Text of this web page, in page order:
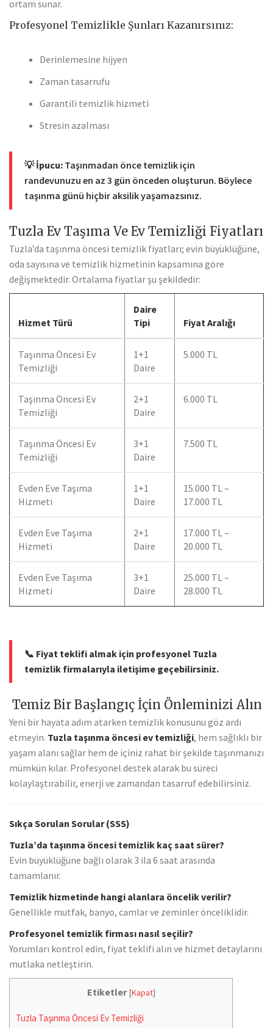
ortam sunar.
Profesyonel Temizlikle Şunları Kazanırsınız:
Derinlemesine hijyen
Zaman tasarrufu
Garantili temizlik hizmeti
Stresin azalması
💡İpucu: Taşınmadan önce temizlik için
randevunuzu en az 3 gün önceden oluşturun. Böylece
taşınma günü hiçbir aksilik yaşamazsınız.
Tuzla Ev Taşıma Ve Ev Temizliği Fiyatları
Tuzla’da taşınma öncesi temizlik fiyatları; evin büyüklüğüne,
oda sayısına ve temizlik hizmetinin kapsamına göre
değişmektedir. Ortalama fiyatlar şu şekildedir:
Hizmet Türü
Daire
Tipi
Fiyat Aralığı
Taşınma Öncesi Ev
Temizliği
1+1
Daire
5.000 TL
Taşınma Öncesi Ev
Temizliği
2+1
Daire
6.000 TL
Taşınma Öncesi Ev
Temizliği
3+1
Daire
7.500 TL
Evden Eve Taşıma
Hizmeti
1+1
Daire
15.000 TL –
17.000 TL
Evden Eve Taşıma
Hizmeti
2+1
Daire
17.000 TL –
20.000 TL
Evden Eve Taşıma
Hizmeti
3+1
Daire
25.000 TL –
28.000 TL
📞 Fiyat teklifi almak için profesyonel Tuzla
temizlik firmalarıyla iletişime geçebilirsiniz.
Temiz Bir Başlangıç İçin Önleminizi Alın
Yeni bir hayata adım atarken temizlik konusunu göz ardı
etmeyin. Tuzla taşınma öncesi ev temizliği, hem sağlıklı bir
yaşam alanı sağlar hem de içiniz rahat bir şekilde taşınmanızı
mümkün kılar. Profesyonel destek alarak bu süreci
kolaylaştırabilir, enerji ve zamandan tasarruf edebilirsiniz.
Sıkça Sorulan Sorular (SSS)
Tuzla’da taşınma öncesi temizlik kaç saat sürer?
Evin büyüklüğüne bağlı olarak 3 ila 6 saat arasında
tamamlanır.
Temizlik hizmetinde hangi alanlara öncelik verilir?
Genellikle mutfak, banyo, camlar ve zeminler önceliklidir.
Profesyonel temizlik firması nasıl seçilir?
Yorumları kontrol edin, fiyat teklifi alın ve hizmet detaylarını
mutlaka netleştirin.
Etiketler [Kapat]
Tuzla Taşınma Öncesi Ev Temizliği